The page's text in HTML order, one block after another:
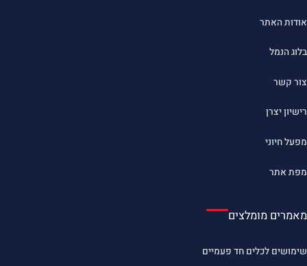
אודות האתר
בלוג הנמל
צור קשר
רישיון יצרן
מפעל חיוני
מפת אתר
מאמרים מומלצים
שימושים לכלים חד פעמיים